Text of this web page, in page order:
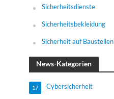
Sicherheitsdienste
Sicherheitsbekleidung
Sicherheit auf Baustellen
News-Kategorien
Cybersicherheit
17